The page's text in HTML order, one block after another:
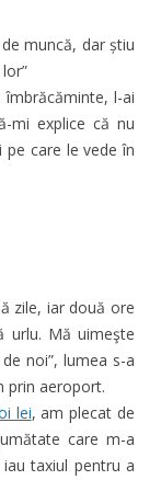
muncă, dar știu
l-ai
mi explice că nu
care le vede în
zile, iar două ore
urlu. Mă uimeşte
noi”, lumea s-a
prin aeroport.
lei, am plecat de
care m-a
taxiul pentru a